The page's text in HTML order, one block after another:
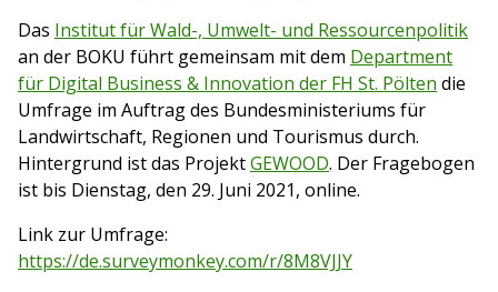
Das Institut für Wald-, Umwelt- und Ressourcenpolitik
an der BOKU führt gemeinsam mit dem Department
für Digital Business & Innovation der FH St. Pölten die
Umfrage im Auftrag des Bundesministeriums für
Landwirtschaft, Regionen und Tourismus durch.
Hintergrund ist das ProjektGEWOOD. Der Fragebogen
ist bis Dienstag, den 29. Juni 2021, online.
Link zur Umfrage:
https://de.surveymonkey.com/r/8M8VJJY